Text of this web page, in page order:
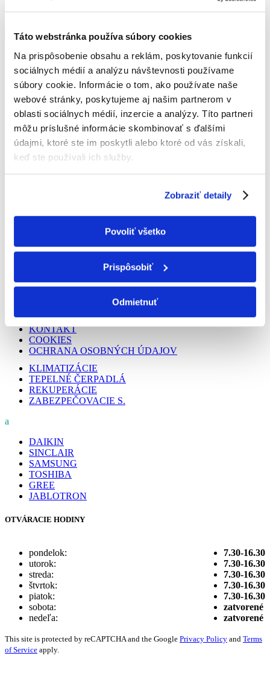
Táto webstránka používa súbory cookies
Na prispôsobenie obsahu a reklám, poskytovanie funkcií
sociálnych médií a analýzu návštevnosti používame
súbory cookie. Informácie o tom, ako používate naše
webové stránky, poskytujeme aj našim partnerom v
oblasti sociálnych médií, inzercie a analýzy. Títo partneri
môžu príslušné informácie skombinovať s ďalšími
údajmi, ktoré ste im poskytli alebo ktoré od vás získali,
keď ste používali ich služby.
Zobraziť detaily
Povoliť všetko
Prispôsobiť
Odmietnuť
IČO: 52 407 861
IČ DPH: SK2121013532
+421 907 154 850
office@hvpartners.sk
Hurbanova 3057/57C,
90501 Senica
Slovensko
Poskytujeme služby v oblasti klimatizácie,
Západného Slovenska s primárnym pôsobením
na Záhorí.
REALIZÁCIE
KONTAKT
COOKIES
OCHRANA OSOBNÝCH ÚDAJOV
KLIMATIZÁCIE
TEPELNÉ ČERPADLÁ
REKUPERÁCIE
ZABEZPEČOVACIE S.
a
DAIKIN
SINCLAIR
SAMSUNG
TOSHIBA
GREE
JABLOTRON
OTVÁRACIE HODINY
pondelok:
utorok:
streda:
štvrtok:
piatok:
sobota:
nedeľa:
7.30-16.30
7.30-16.30
7.30-16.30
7.30-16.30
7.30-16.30
zatvorené
zatvorené
This site is protected by reCAPTCHA and the Google Privacy Policy and Terms
of Service apply.